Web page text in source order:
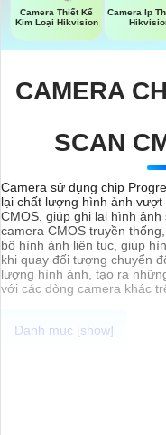
Camera Thiết Kế
Kim Loại Hikvision
Camera Ip
CAMERA
SCAN
Camera sử dụng chip
lại chất lượng hình ảnh
CMOS, giúp ghi lại hình
camera CMOS truyền
bộ hình ảnh liên tục, giúp
khi quay đối tượng chuyển
lượng hình ảnh, tạo ra
với các dòng camera khác
An Thành Phát với sự trải
an ninh thì hôm nay mình
camera
siêu rẻ và đặc biệt là